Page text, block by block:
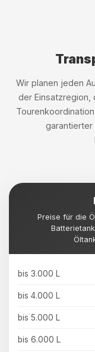
Wir planen jeden
der Einsatzregion,
garantierter
Preise für die
bis 3.000 L
bis 4.000 L
bis 5.000 L
bis 6.000 L